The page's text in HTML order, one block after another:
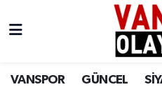
VANSPOR GÜNCEL
Van Nöbetçi